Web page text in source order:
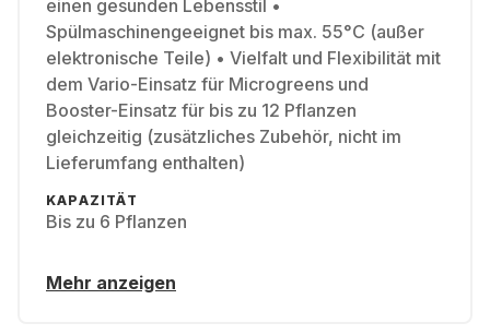
einen gesunden Lebensstil •
Spülmaschinengeeignet bis max. 55°C (außer
elektronische Teile) • Vielfalt und Flexibilität mit
dem Vario-Einsatz für Microgreens und
Booster-Einsatz für bis zu 12 Pflanzen
gleichzeitig (zusätzliches Zubehör, nicht im
Lieferumfang enthalten)
KAPAZITÄT
Bis zu 6 Pflanzen
Mehr anzeigen